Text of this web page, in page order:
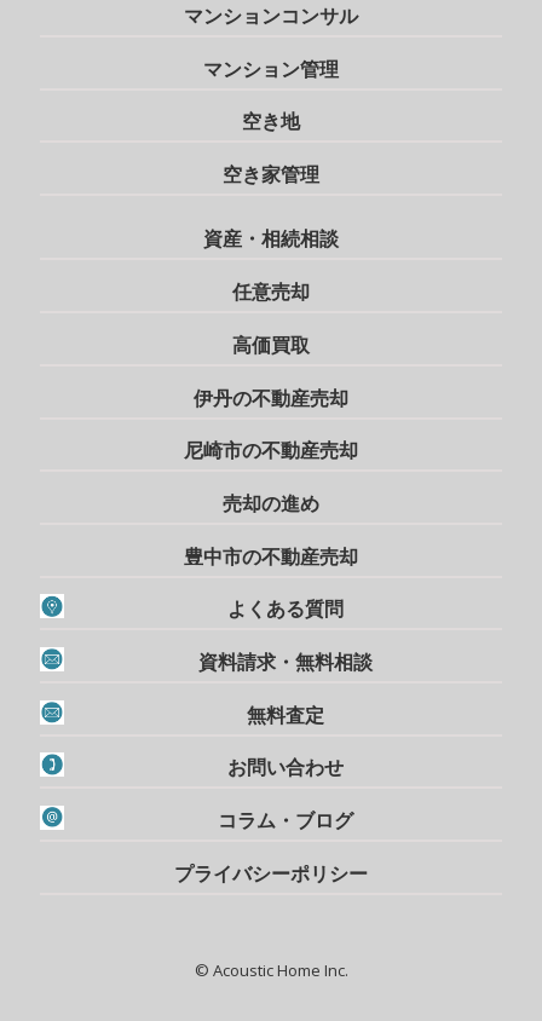
マンションコンサル
マンション管理
空き地
空き家管理
資産・相続相談
任意売却
高価買取
伊丹の不動産売却
尼崎市の不動産売却
売却の進め
豊中市の不動産売却
よくある質問
資料請求・無料相談
無料査定
お問い合わせ
コラム・ブログ
プライバシーポリシー
© Acoustic Home Inc.